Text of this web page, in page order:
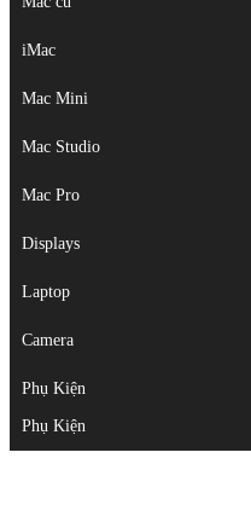
Mac cũ
iMac
Mac Mini
Mac Studio
Mac Pro
Displays
Laptop
Camera
Phụ Kiện
iMac
Mac Mini
Mac Studio
Mac Pro
Displays
Laptop
Camera
Phụ Kiện
Top